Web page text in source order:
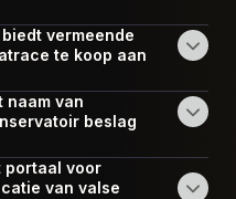
vermeende
te koop aan
naam van
beslag
portaal voor
van valse